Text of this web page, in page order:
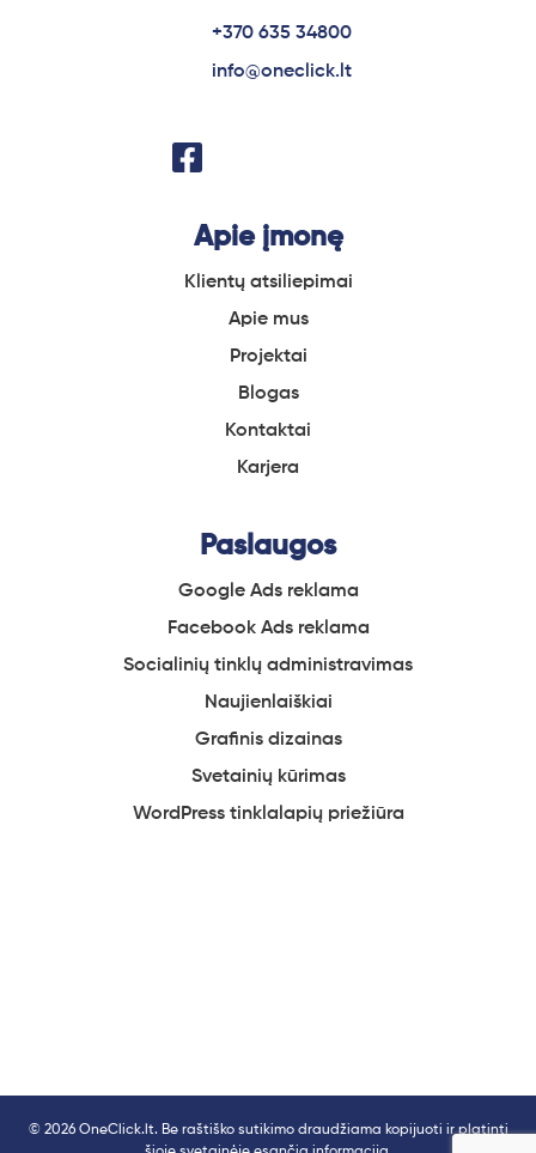
+370 635 34800
info@oneclick.lt
Apie įmonę
Klientų atsiliepimai
Apiemus
Projektai
Blogas
Kontaktai
Karjera
Paslaugos
Google Ads reklama
FacebookAds reklama
Socialinių tinklų administravimas
Naujienlaiškiai
Grafinis dizainas
Svetainiųkūrimas
WordPress tinklalapiųpriežiūra
© 2026 OneClick.lt. Be raštiško sutikimo draudžiama kopijuoti ir platinti